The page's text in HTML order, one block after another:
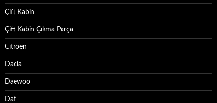
Çift Kabin
Çift Kabin Çıkma Parça
Citroen
Dacia
Daewoo
Daf